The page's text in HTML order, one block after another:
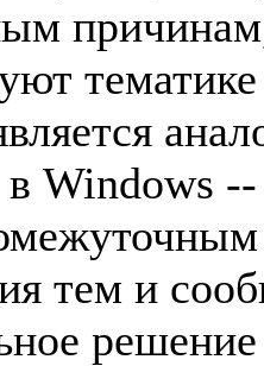
Windows --
тем и